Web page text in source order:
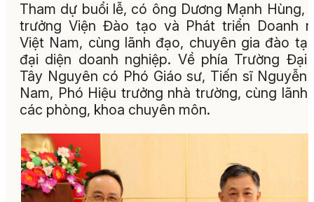
Tham dự buổi lễ, có ông Dương Mạnh Hùng,
trưởng Viện Đào tạo và Phát triển Doanh
Việt Nam, cùng lãnh đạo, chuyên gia đào
đại diện doanh nghiệp. Về phía Trường Đại
Tây Nguyên có Phó Giáo sư, Tiến sĩ Nguyễn
Nam, Phó Hiệu trưởng nhà trường, cùng lãnh
các phòng, khoa chuyên môn.